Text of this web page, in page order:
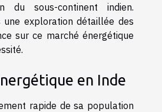
du sous-continent indien.
une exploration détaillée des
sur ce marché énergétique
en Inde
rapide de sa population